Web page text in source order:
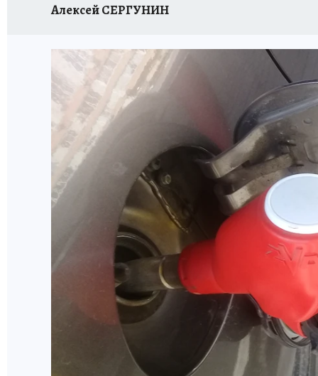
Алексей СЕРГУНИН